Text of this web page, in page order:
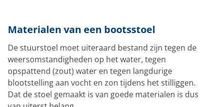
Materialen van een bootsstoel
De stuurstoel moet uiteraard bestand zijn tegen de
weersomstandigheden op het water, tegen
opspattend (zout) water en tegen langdurige
blootstelling aan vocht en zon tijdens het stilliggen.
Dat de stoel gemaakt is van goede materialen is dus